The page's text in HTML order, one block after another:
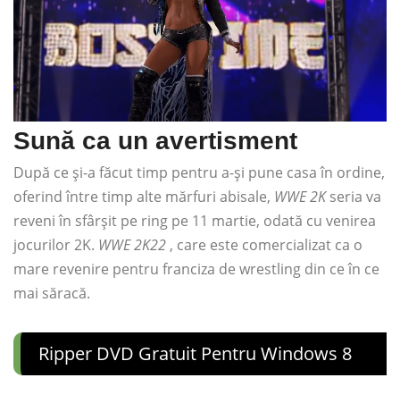
Sună ca un avertisment
După ce și-a făcut timp pentru a-și pune casa în ordine,
oferind între timp alte mărfuri abisale, WWE 2Kseria va
reveni în sfârșit pe ring pe 11 martie, odată cu venirea
jocurilor 2K. WWE 2K22 , care este comercializat ca o
mare revenire pentru franciza de wrestling din ce în ce
mai săracă.
Ripper DVD Gratuit Pentru Windows 8